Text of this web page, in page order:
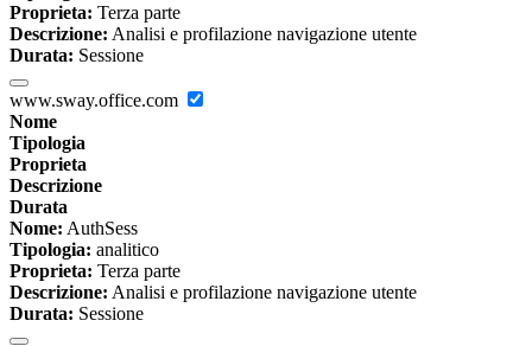
Proprieta: Terza parte
Descrizione: Analisi e profilazione navigazione utente
Durata: Sessione
www.sway.office.com
Nome
Tipologia
Proprieta
Descrizione
Durata
Nome: AuthSess
Tipologia: analitico
Proprieta: Terza parte
Descrizione: Analisi e profilazione navigazione utente
Durata: Sessione